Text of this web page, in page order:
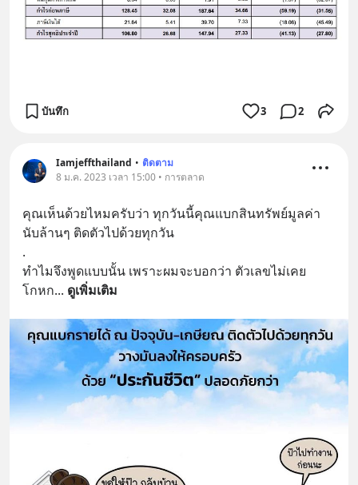
บันทึก 3 2
Iamjeffthailand • ติดตาม
8 ม.ค. 2023 เวลา 15:00 • การตลาด
คุณเห็นด้วยไหมครับว่า ทุกวันนี้คุณแบกสินทรัพย์มูลค่า
นับล้านๆ ติดตัวไปด้วยทุกวัน
.
ทำไมจึงพูดแบบนั้น เพราะผมจะบอกว่า ตัวเลขไม่เคย
โกหก... ดูเพิ่มเติม